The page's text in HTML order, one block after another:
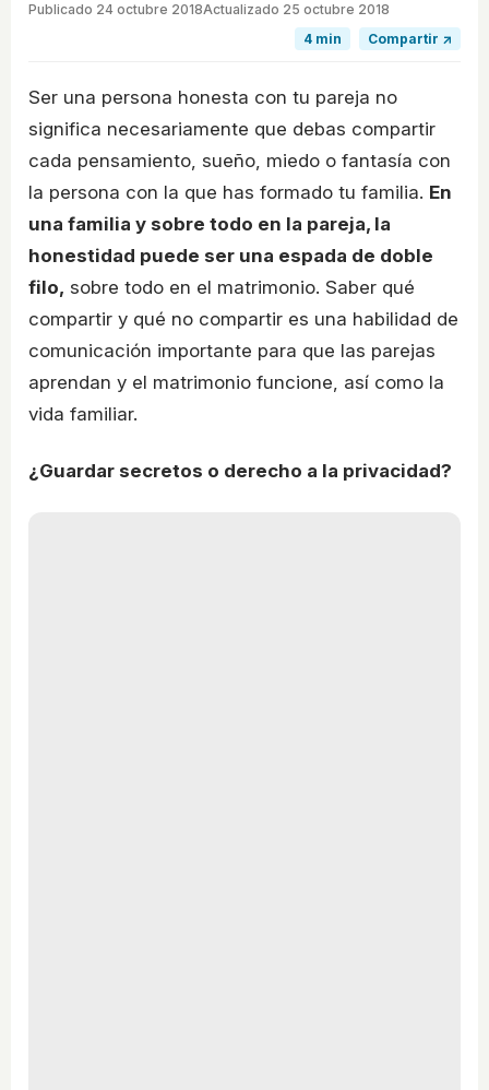
Publicado 24 octubre 2018Actualizado 25 octubre 2018
4 min
Compartir ↗
Ser una persona honesta con tu pareja no
significa necesariamente que debas compartir
cada pensamiento, sueño, miedo o fantasía con
la persona con la que has formado tu familia. En
una familia y sobre todo en la pareja, la
honestidad puede ser una espada de doble
filo, sobre todo en el matrimonio. Saber qué
compartir y qué no compartir es una habilidad de
comunicación importante para que las parejas
aprendan y el matrimonio funcione, así como la
vida familiar.
¿Guardar secretos o derecho a la privacidad?